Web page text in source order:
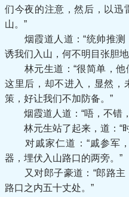
们今夜的注意，然后，以迅
山。”
烟霞道人道：“统帅推测
诱我们入山，何不明目张胆
林元生道：“很简单，他
这里后，却不进入，显然，
策，好让我们不加防备。”
烟霞道人道：“唔，不错
林元生站了起来，道：“
对戚家仁道：“戚参军，
器，埋伏入山路口的两旁。”
又对郎子豪道：“郎路主
路口之内五十丈处。”